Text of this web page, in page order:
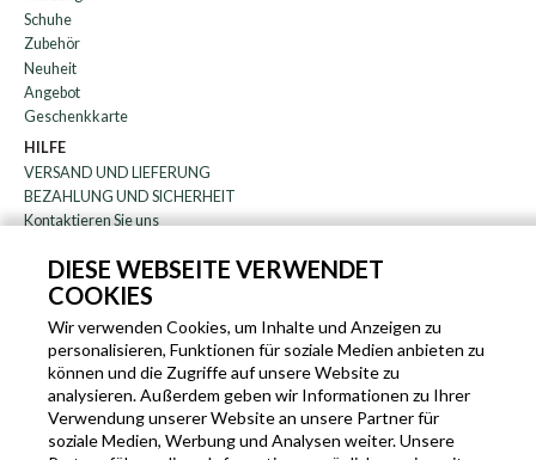
DIESE WEBSEITE VERWENDET
COOKIES
Wir verwenden Cookies, um Inhalte und Anzeigen zu
personalisieren, Funktionen für soziale Medien anbieten zu
können und die Zugriffe auf unsere Website zu
analysieren. Außerdem geben wir Informationen zu Ihrer
Verwendung unserer Website an unsere Partner für
soziale Medien, Werbung und Analysen weiter. Unsere
Schuhe
Zubehör
Neuheit
Angebot
Geschenkkarte
HILFE
VERSAND UND LIEFERUNG
BEZAHLUNG UND SICHERHEIT
Kontaktieren Sie uns
DAS UNTERNEHMEN
Rundschreiben
über uns
Blog
Partnerprogramm
EN IT FR DE